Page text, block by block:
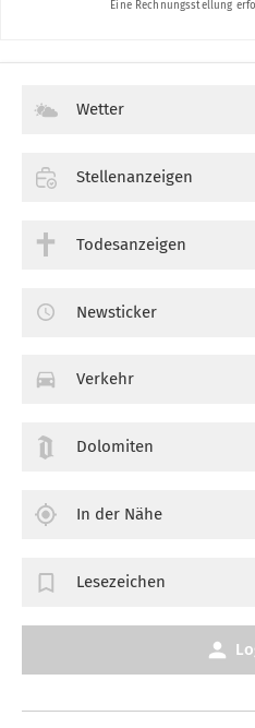
Wetter
Stellenanzeigen
Todesanzeigen
Newsticker
Verkehr
Dolomiten
In der Nähe
Lesezeichen